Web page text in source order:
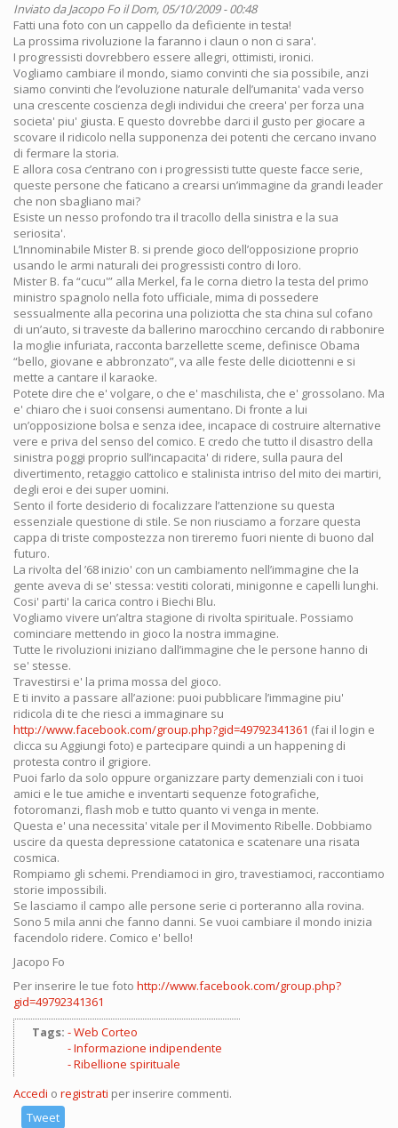
Inviato daJacopo Fo il Dom, 05/10/2009 - 00:48
Fatti una foto con un cappello da deficiente in testa!
La prossima rivoluzione la faranno i claun o non ci sara'.
I progressisti dovrebbero essere allegri, ottimisti, ironici.
Vogliamo cambiare il mondo, siamo convinti che sia possibile, anzi
siamo convinti che l’evoluzione naturale dell’umanita' vada verso
una crescente coscienza degli individui che creera' per forza una
societa' piu' giusta. E questo dovrebbe darci il gusto per giocare a
scovare il ridicolo nella supponenza dei potenti che cercano invano
di fermare la storia.
E allora cosa c’entrano con i progressisti tutte queste facce serie,
queste persone che faticano a crearsi un’immagine da grandi leader
che non sbagliano mai?
Esiste un nesso profondo tra il tracollo della sinistra e la sua
seriosita'.
L’Innominabile Mister B. si prende gioco dell’opposizione proprio
usando le armi naturali dei progressisti contro di loro.
Mister B. fa “cucu'” alla Merkel, fa le corna dietro la testa del primo
ministro spagnolo nella foto ufficiale, mima di possedere
sessualmente alla pecorina una poliziotta che sta china sul cofano
di un’auto, si traveste da ballerino marocchino cercando di rabbonire
la moglie infuriata, racconta barzellette sceme, definisce Obama
“bello, giovane e abbronzato”, va alle feste delle diciottenni e si
mette a cantare il karaoke.
Potete dire che e' volgare, o che e' maschilista, che e' grossolano. Ma
e' chiaro che i suoi consensi aumentano. Di fronte a lui
un’opposizione bolsa e senza idee, incapace di costruire alternative
vere e priva del senso del comico. E credo che tutto il disastro della
sinistra poggi proprio sull’incapacita' di ridere, sulla paura del
divertimento, retaggio cattolico e stalinista intriso del mito dei martiri,
degli eroi e dei super uomini.
Sento il forte desiderio di focalizzare l’attenzione su questa
essenziale questione di stile. Se non riusciamo a forzare questa
cappa di triste compostezza non tireremo fuori niente di buono dal
futuro.
La rivolta del ’68 inizio' con un cambiamento nell’immagine che la
gente aveva di se' stessa: vestiti colorati, minigonne e capelli lunghi.
Cosi' parti' la carica contro i Biechi Blu.
Vogliamo vivere un’altra stagione di rivolta spirituale. Possiamo
cominciare mettendo in gioco la nostra immagine.
Tutte le rivoluzioni iniziano dall’immagine che le persone hanno di
se' stesse.
Travestirsi e' la prima mossa del gioco.
E ti invito a passare all’azione: puoi pubblicare l’immagine piu'
ridicola di te che riesci a immaginare su
http://www.facebook.com/group.php?gid=49792341361 (fai il login e
clicca su Aggiungi foto) e partecipare quindi a un happening di
protesta contro il grigiore.
Puoi farlo da solo oppure organizzare party demenziali con i tuoi
amici e le tue amiche e inventarti sequenze fotografiche,
fotoromanzi, flash mob e tutto quanto vi venga in mente.
Questa e' una necessita' vitale per il Movimento Ribelle. Dobbiamo
uscire da questa depressione catatonica e scatenare una risata
cosmica.
Rompiamo gli schemi. Prendiamoci in giro, travestiamoci, raccontiamo
storie impossibili.
Se lasciamo il campo alle persone serie ci porteranno alla rovina.
Sono 5 mila anni che fanno danni. Se vuoi cambiare il mondo inizia
facendolo ridere. Comico e' bello!
Jacopo Fo
Per inserire le tue foto http://www.facebook.com/group.php?
gid=49792341361
Tags:
Web Corteo
Informazione indipendente
Ribellione spirituale
Accedi o registrati per inserire commenti.
Tweet